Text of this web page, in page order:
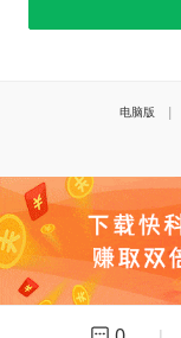
电脑版 |